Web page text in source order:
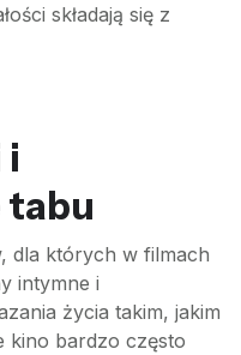
składają się z
i
tabu
dla których w filmach
intymne i
życia takim, jakim
kino bardzo często